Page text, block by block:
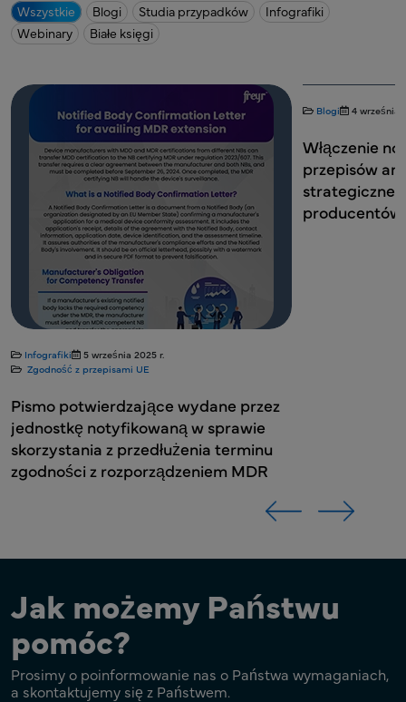
Wszystkie Blogi Studia przypadków
Infografiki
Webinary
Białe księgi
4 września 2025 r. Zgodność z przepisami UE
Włączenie normy ISO 13485:2016 do
przepisów amerykańskich:
strategiczne posunięcie dla
producentów wyrobów medycznych
Blogi 3 września
Poradnik
wejścia na
Jak możemy Państwu
pomóc?
Prosimy o poinformowanie nas o Państwa wymaganiach,
a skontaktujemy się z Państwem.